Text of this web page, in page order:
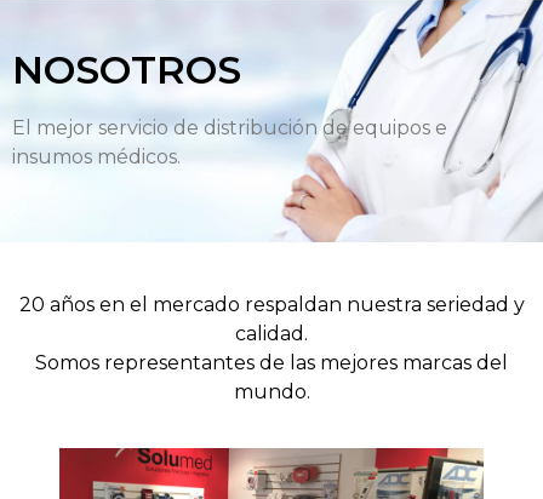
NOSOTROS
El mejor servicio de distribución de equipos e
insumos médicos.
20 años en el mercado respaldan nuestra seriedad y
calidad.
Somos representantes de las mejores marcas del
mundo.